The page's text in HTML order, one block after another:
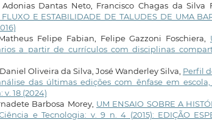
Dantas Neto, Francisco Chagas da Silva
E ESTABILIDADE DE TALUDES DE UMA
Felipe Fabian, Felipe Gazzoni Foschiera,
a partir de currículos com disciplinas
Oliveira da Silva, José Wanderley Silva, Perfil
das últimas edições com ênfase em
18 (2024)
Barbosa Morey, UM ENSAIO SOBRE A
e Tecnologia: v. 9 n. 4 (2015): EDIÇÃO